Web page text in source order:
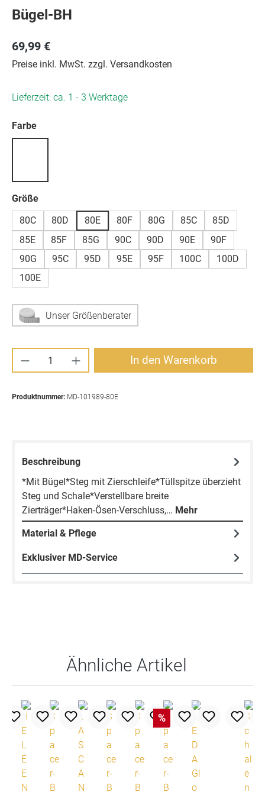
Bügel-BH
69,99 €
Preise inkl. MwSt. zzgl. Versandkosten
Lieferzeit: ca. 1 - 3 Werktage
Farbeauswählen
Größeauswählen
80C
80D 80E 80F 80G 85C
85D
85E
85F 85G 90C 90D 90E
90F
90G
95C 95D 95E 95F 100C
100D
100E
Unser Größenberater
Produkt Anzahl: Gib den gewünschten
In den Warenkorb
Produktnummer: MD-101989-80E
Beschreibung
*Mit Bügel*Steg mit Zierschleife*Tüllspitze überzieht
Steg und Schale*Verstellbare breite
Zierträger*Haken-Ösen-Verschluss,… Mehr
Material & Pflege
Exklusiver MD-Service
Ähnliche Artikel
%